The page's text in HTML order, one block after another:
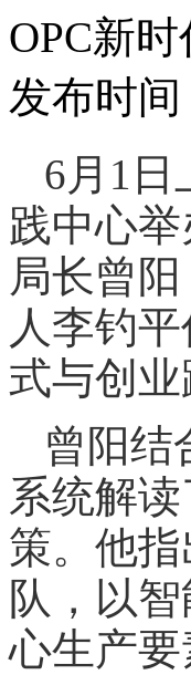
OPC新时
发布时
6月1日
践中心
局长曾
人李钓
式与创业
曾阳结
系统解
策。他
队，以
心生产